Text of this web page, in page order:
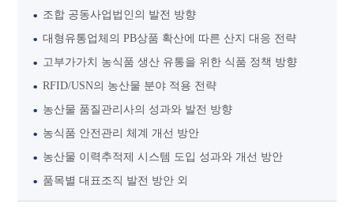
조합 공동사업법인의 발전 방향
대형유통업체의 PB상품 확산에 따른 산지 대응 전략
고부가가치 농식품 생산 유통을 위한 식품 정책 방향
RFID/USN의 농산물 분야 적용 전략
농산물 품질관리사의 성과와 발전 방향
농식품 안전관리 체계 개선 방안
농산물 이력추적제 시스템 도입 성과와 개선 방안
품목별 대표조직 발전 방안 외